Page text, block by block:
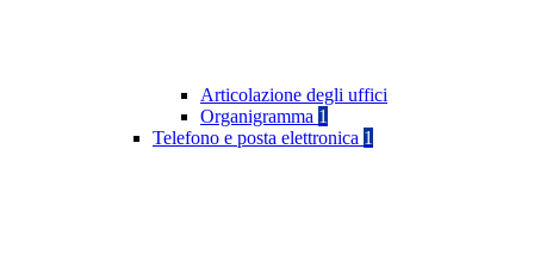
Articolazione degli uffici
Organigramma 1
Telefono e posta elettronica 1